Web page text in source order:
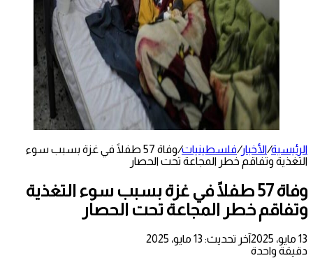
الرئيسية/الأخبار/فلسطينيات/
وفاة 57 طفلًا في غزة بسبب سوء
التغذية وتفاقم خطر المجاعة تحت الحصار
وفاة 57 طفلًا في غزة بسبب سوء التغذية
وتفاقم خطر المجاعة تحت الحصار
13 مايو، 2025
آخر تحديث: 13 مايو، 2025
دقيقة واحدة